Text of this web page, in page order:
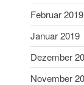
Februar 2019
Januar 2019
Dezember
November